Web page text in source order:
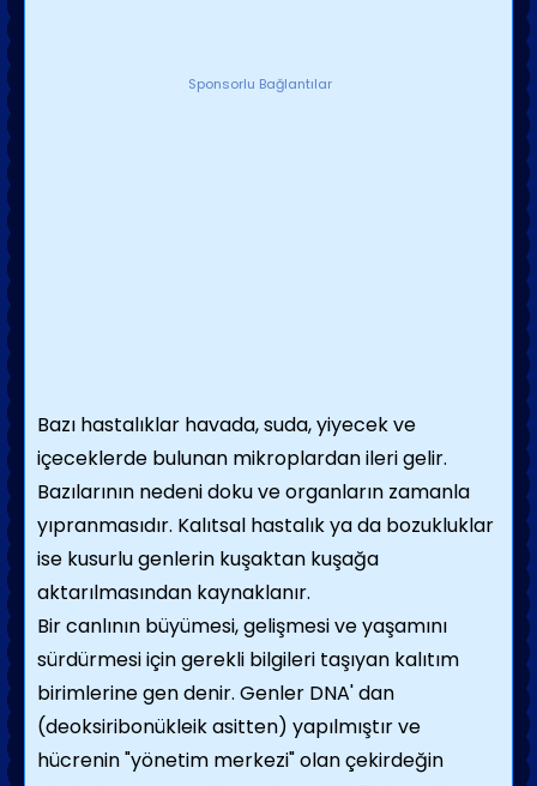
Sponsorlu Bağlantılar
Bazı hastalıklar havada, suda, yiyecek ve
içeceklerde bulunan mikroplardan ileri gelir.
Bazılarının nedeni doku ve organların zamanla
yıpranmasıdır. Kalıtsal hastalık ya da bozukluklar
ise kusurlu genlerin kuşaktan kuşağa
aktarılmasından kaynaklanır.
Bir canlının büyümesi, gelişmesi ve yaşamı­nı
sürdürmesi için gerekli bilgileri taşıyan kalıtım
birimlerine gen denir. Genler DNA' dan
(deoksiribonükleik asitten) yapılmıştır ve
hücrenin "yönetim merkezi" olan çekirde­ğin